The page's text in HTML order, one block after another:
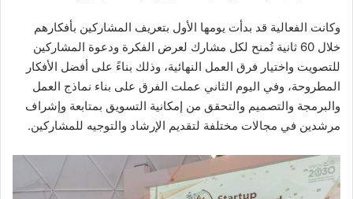
وكانت الفعالية قد بدأت يومها الأول بتعريف المشاركين بأفكارهم
خلال 60 ثانية تُمنح لكل مشارك لعرض الفكرة ودعوة المشاركين
للتصويت واختيار فرق العمل النهائية، وذلك بناءً على أفضل الأفكار
المطروحة، وفي اليوم الثاني عملت الفرق على بناء نماذج العمل
والبرمجة والتصميم والتحقق من إمكانية التسويق بمتابعة وإشراف
مرشدين في مجالات مختلفة لتقديم الإرشاد والتوجيه للمشاركين.